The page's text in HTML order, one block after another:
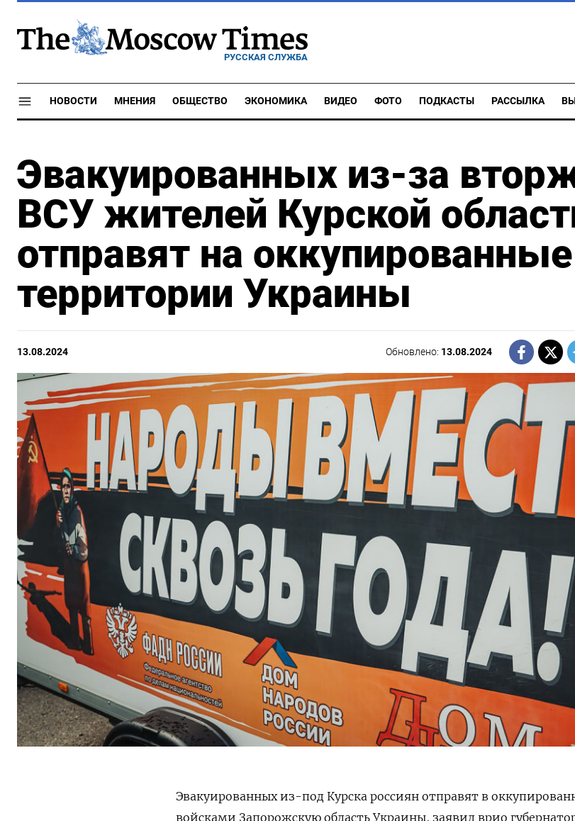
РУССКАЯ СЛУЖБА
НОВОСТИ МНЕНИЯ ОБЩЕСТВО ЭКОНОМИКА ВИДЕО ФОТО ПОДКАСТЫ РАССЫЛКА
Эвакуированных из-за
ВСУ жителей Курской
отправят на оккупированные
территории Украины
13.08.2024 Обновлено: 13.08.2024
Эвакуированных из-под Курска россиян отправят в
войсками Запорожскую область Украины, заявил врио